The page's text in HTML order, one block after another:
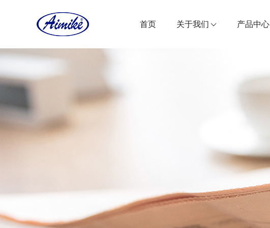
首页 关于我们 产品中心